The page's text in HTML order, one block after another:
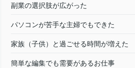
副業の選択肢が広がった
パソコンが苦手な主婦でもできた
家族（子供）と過ごせる時間が増えた
簡単な編集でも需要があるお仕事